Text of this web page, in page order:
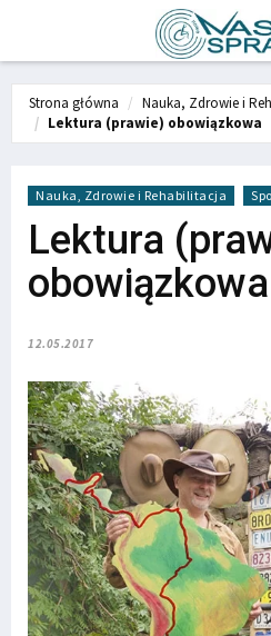
Strona główna
Nauka, Zdrowie i
Lektura (prawie) obowiązkowa
Nauka, Zdrowie i Rehabilitacja
Lektura
obowiązkowa
12.05.2017